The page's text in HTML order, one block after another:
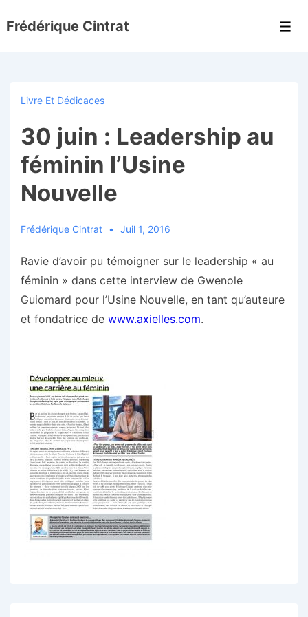
passer
Frédérique Cintrat
Livre Et Dédicaces
30 juin : Leadership au
féminin l’Usine
Nouvelle
Frédérique Cintrat Juil 1, 2016
Ravie d’avoir pu témoigner sur le leadership « au
féminin » dans cette interview de Gwenole
Guiomard pour l’Usine Nouvelle, en tant qu’auteure
et fondatrice de www.axielles.com.